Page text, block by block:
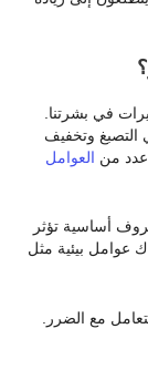
في بشرتنا.
التصبغ وتخفيف
عدد من العوامل
أساسية تؤثر
عوامل بيئية مثل
مع الضرر.